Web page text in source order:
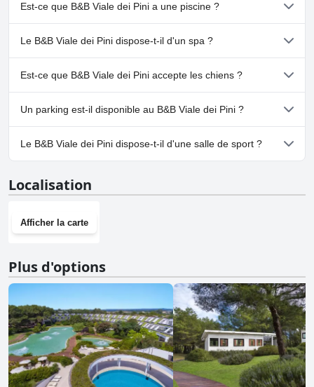
Est-ce que B&B Viale dei Pini a une piscine ?
Non, B&B Viale dei Pini n'a pas de piscine.
Le B&B Viale dei Pini dispose-t-il d'un spa ?
Non, il n'y a pas de spa à B&B Viale dei Pini.
Est-ce que B&B Viale dei Pini accepte les chiens ?
Non, B&B Viale dei Pini n'accepte pas les chiens.
Un parking est-il disponible au B&B Viale dei Pini ?
Oui, un parking est disponible à B&B Viale dei Pini.
Le B&B Viale dei Pini dispose-t-il d'une salle de sport ?
Localisation
Afficher la carte
Plus d'options